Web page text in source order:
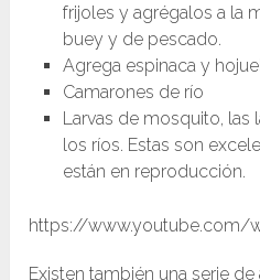
frijoles y agrégalos a la
buey y de pescado.
Agrega espinaca y
Camarones de río
Larvas de mosquito, las
los ríos. Estas son
están en reproducción.
https://www.youtube.com/
Existen también una serie de